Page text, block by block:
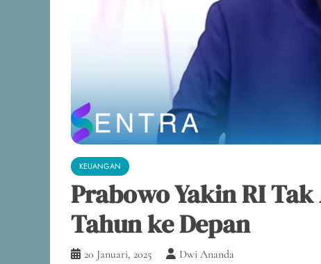
KEUANGAN
Prabowo Yakin RI
Tahun ke Depan
20 Januari, 2025 Dwi Ananda